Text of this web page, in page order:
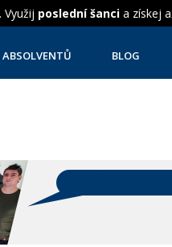
poslední šanci a získej
ABSOLVENTŮ BLOG